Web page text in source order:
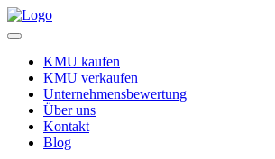
Toggle
navigationKMU kaufen
KMU verkaufen
Unternehmensbewertung
Über uns
Kontakt
Blog